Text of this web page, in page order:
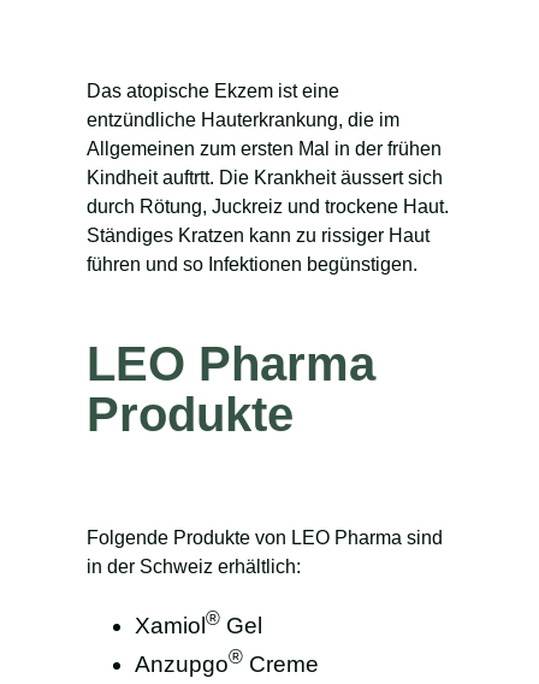
Das atopische Ekzem ist eine
entzündliche Hauterkrankung, die im
Allgemeinen zum ersten Mal in der frühen
Kindheit auftrtt. Die Krankheit äussert sich
durch Rötung, Juckreiz und trockene Haut.
Ständiges Kratzen kann zu rissiger Haut
führen und so Infektionen begünstigen.
LEO Pharma
Produkte
Folgende Produkte von LEO Pharma sind
in der Schweiz erhältlich:
Xamiol® Gel
Anzupgo® Creme